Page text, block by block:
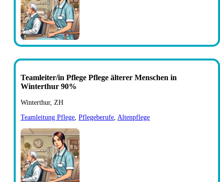
Teamleiter/in Pflege Pflege älterer Menschen in
Winterthur 90%
Winterthur, ZH
Teamleitung Pflege, Pflegeberufe, Altenpflege